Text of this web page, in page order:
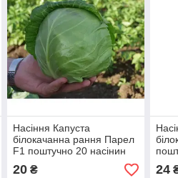
Насіння Капуста
білокачанна рання Парел
F1 поштучно 20 насінин
Bejo Zaden
20₴ 24